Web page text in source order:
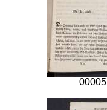
00005